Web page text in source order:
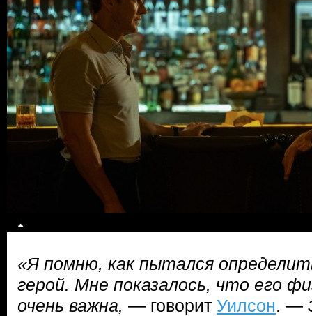
«Я помню, как пытался
герой. Мне показалось, что его
очень важна, — говорит Уилсон. —